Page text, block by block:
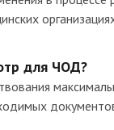
для ЧОД?